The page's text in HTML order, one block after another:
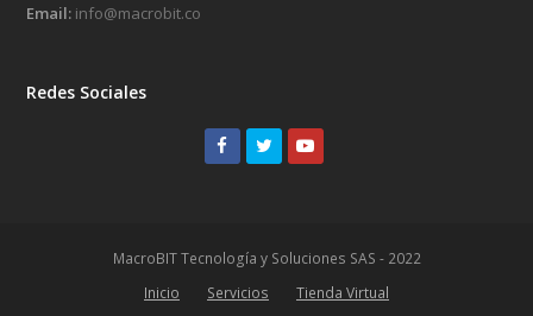
Email: info@macrobit.co
Redes Sociales
Facebook
TwitterYoutube
MacroBIT Tecnología y Soluciones SAS - 2022
Inicio
Servicios Tienda Virtual